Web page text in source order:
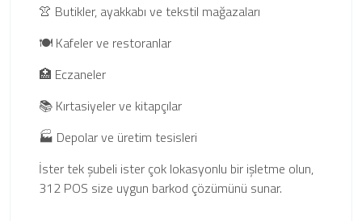
👚 Butikler, ayakkabı ve tekstil mağazaları
🍽️ Kafeler ve restoranlar
🏥 Eczaneler
📚 Kırtasiyeler ve kitapçılar
🏭 Depolar ve üretim tesisleri
İster tek şubeli ister çok lokasyonlu bir işletme olun,
312 POS size uygun barkod çözümünü sunar.